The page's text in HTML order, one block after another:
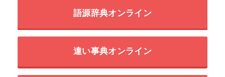
語源辞典オンライン
違い事典オンライン